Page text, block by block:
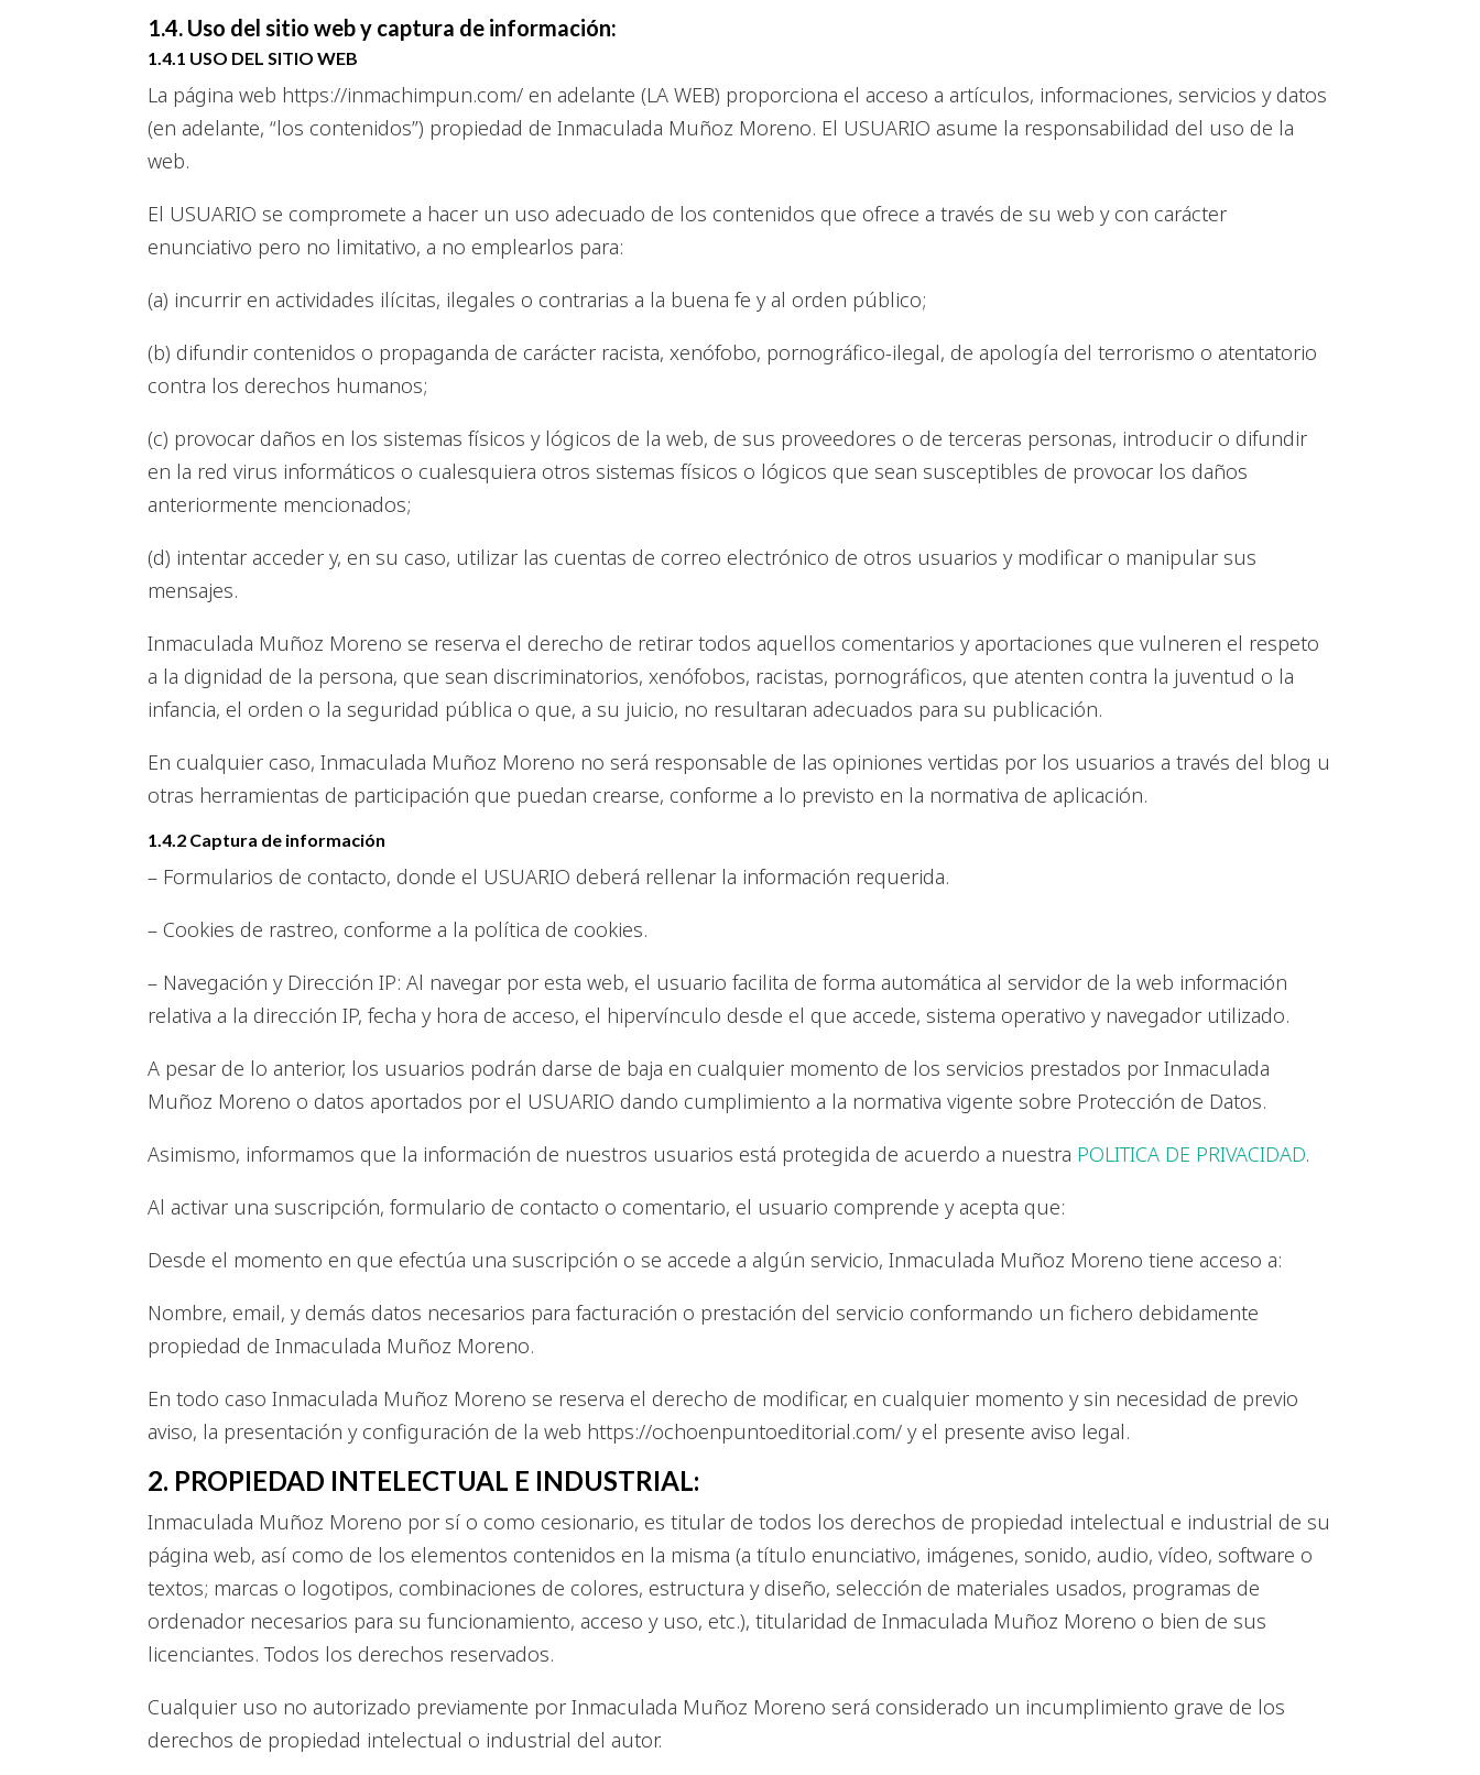
1.4. Uso del sitio web y captura de información:
1.4.1 USO DEL SITIO WEB
La página web https://inmachimpun.com/ en adelante (LA WEB) proporciona el acceso a artículos, informaciones, servicios y datos
(en adelante, “los contenidos”) propiedad de Inmaculada Muñoz Moreno. El USUARIO asume la responsabilidad del uso de la
web.
El USUARIO se compromete a hacer un uso adecuado de los contenidos que ofrece a través de su web y con carácter
enunciativo pero no limitativo, a no emplearlos para:
(a) incurrir en actividades ilícitas, ilegales o contrarias a la buena fe y al orden público;
(b) difundir contenidos o propaganda de carácter racista, xenófobo, pornográfico-ilegal, de apología del terrorismo o atentatorio
contra los derechos humanos;
(c) provocar daños en los sistemas físicos y lógicos de la web, de sus proveedores o de terceras personas, introducir o difundir
en la red virus informáticos o cualesquiera otros sistemas físicos o lógicos que sean susceptibles de provocar los daños
anteriormente mencionados;
(d) intentar acceder y, en su caso, utilizar las cuentas de correo electrónico de otros usuarios y modificar o manipular sus
mensajes.
Inmaculada Muñoz Moreno se reserva el derecho de retirar todos aquellos comentarios y aportaciones que vulneren el respeto
a la dignidad de la persona, que sean discriminatorios, xenófobos, racistas, pornográficos, que atenten contra la juventud o la
infancia, el orden o la seguridad pública o que, a su juicio, no resultaran adecuados para su publicación.
En cualquier caso, Inmaculada Muñoz Moreno no será responsable de las opiniones vertidas por los usuarios a través del blog u
otras herramientas de participación que puedan crearse, conforme a lo previsto en la normativa de aplicación.
1.4.2 Captura de información
– Formularios de contacto, donde el USUARIO deberá rellenar la información requerida.
– Cookies de rastreo, conforme a la política de cookies.
– Navegación y Dirección IP: Al navegar por esta web, el usuario facilita de forma automática al servidor de la web información
relativa a la dirección IP, fecha y hora de acceso, el hipervínculo desde el que accede, sistema operativo y navegador utilizado.
A pesar de lo anterior, los usuarios podrán darse de baja en cualquier momento de los servicios prestados por Inmaculada
Muñoz Moreno o datos aportados por el USUARIO dando cumplimiento a la normativa vigente sobre Protección de Datos.
Asimismo, informamos que la información de nuestros usuarios está protegida de acuerdo a nuestra POLITICA DE PRIVACIDAD.
Al activar una suscripción, formulario de contacto o comentario, el usuario comprende y acepta que:
Desde el momento en que efectúa una suscripción o se accede a algún servicio, Inmaculada Muñoz Moreno tiene acceso a:
Nombre, email, y demás datos necesarios para facturación o prestación del servicio conformando un fichero debidamente
propiedad de Inmaculada Muñoz Moreno.
En todo caso Inmaculada Muñoz Moreno se reserva el derecho de modificar, en cualquier momento y sin necesidad de previo
aviso, la presentación y configuración de la web https://ochoenpuntoeditorial.com/ y el presente aviso legal.
2. PROPIEDAD INTELECTUAL E INDUSTRIAL:
Inmaculada Muñoz Moreno por sí o como cesionario, es titular de todos los derechos de propiedad intelectual e industrial de su
página web, así como de los elementos contenidos en la misma (a título enunciativo, imágenes, sonido, audio, vídeo, software o
textos; marcas o logotipos, combinaciones de colores, estructura y diseño, selección de materiales usados, programas de
ordenador necesarios para su funcionamiento, acceso y uso, etc.), titularidad de Inmaculada Muñoz Moreno o bien de sus
licenciantes. Todos los derechos reservados.
Cualquier uso no autorizado previamente por Inmaculada Muñoz Moreno será considerado un incumplimiento grave de los
derechos de propiedad intelectual o industrial del autor.